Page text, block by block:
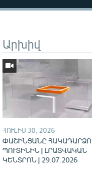
Արխիվ
ՀՈՒԼԻՍ 30, 2026
ՓԱՇԻՆՅԱՆԸ
ՊՈՒՏԻՆԻՆ | ԼՐԱՏՎԱԿԱՆ
ԿԵՆՏՐՈՆ | 29.07.2026